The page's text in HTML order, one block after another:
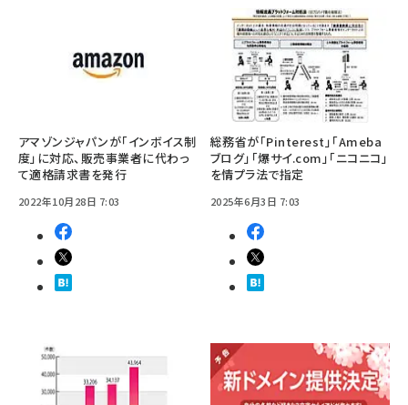
アマゾンジャパンが「インボイス制
度」に対応、販売事業者に代わっ
て適格請求書を発行
2022年10月28日 7:03
総務省が「Pinterest」「Ameba
ブログ」「爆サイ.com」「ニコニコ」
を情プラ法で指定
2025年6月3日 7:03